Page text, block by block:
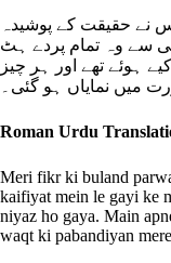
نے حقیقت کے پوشیدہ
سے وہ تمام پردے ہٹ
ہوئے تھے اور ہر چیز
میں نمایاں ہو گئی۔
Roman Urdu
Meri fikr ki buland
kaifiyat mein le gayi ke
niyaz ho gaya. Main
waqt ki pabandiyan